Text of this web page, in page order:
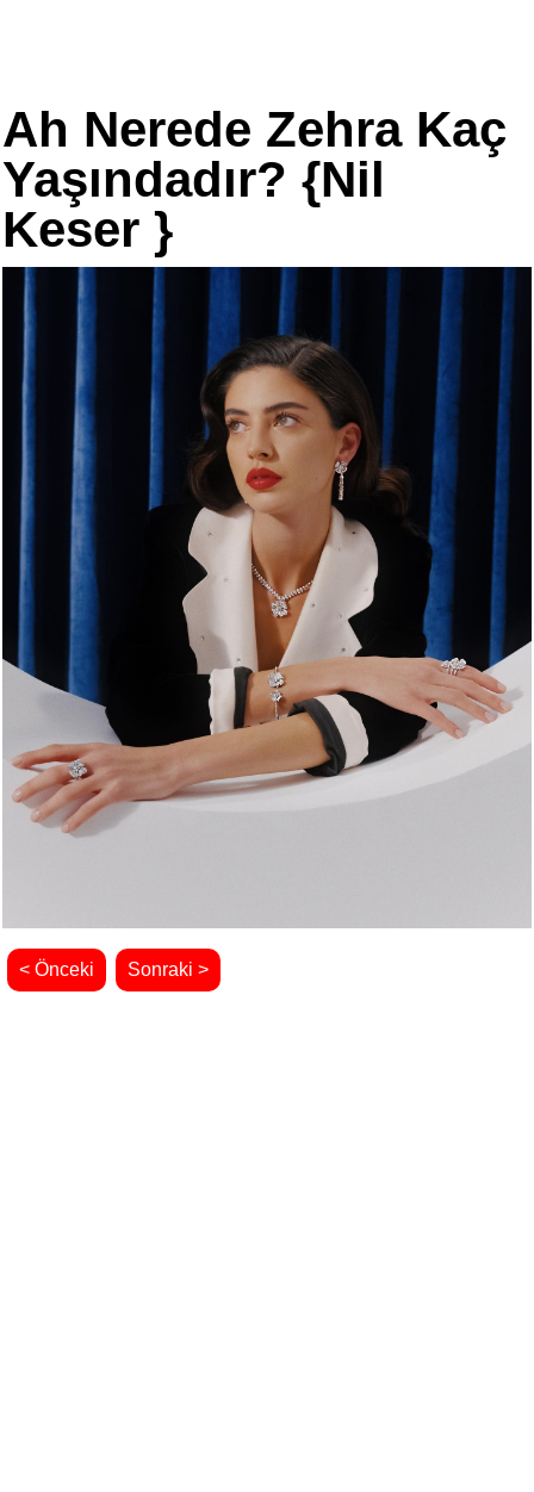
Ah Nerede Zehra Kaç
Yaşındadır? {Nil
Keser }
< Önceki Sonraki >